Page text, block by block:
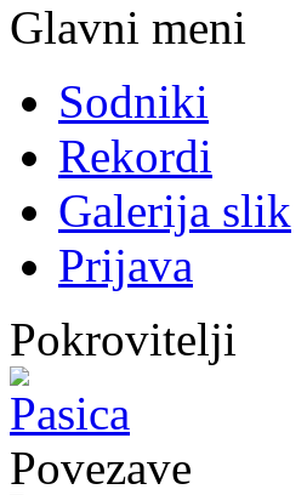
Glavni meni
Sodniki
Rekordi
Galerija slik
Prijava
Pokrovitelji
Povezave